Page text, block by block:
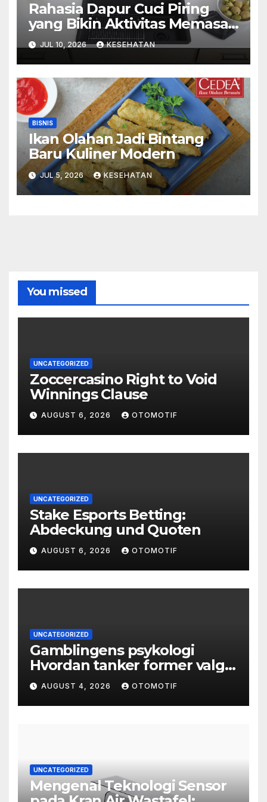
Rahasia Dapur Cuci Piring
yang Bikin Aktivitas Memasak
Menyenangkan
JUL 10, 2026 KESEHATAN
BISNIS
Ikan Olahan Jadi Bintang
Baru Kuliner Modern
JUL 5, 2026 KESEHATAN
You missed
UNCATEGORIZED
Zoccercasino Right to Void
Winnings Clause
AUGUST 6, 2026 OTOMOTIF
UNCATEGORIZED
Stake Esports Betting:
Abdeckung und Quoten
AUGUST 6, 2026 OTOMOTIF
UNCATEGORIZED
Gamblingens psykologi
Hvordan tanker former valg
og atferd
AUGUST 4, 2026 OTOMOTIF
UNCATEGORIZED
Mengenal Teknologi Sensor